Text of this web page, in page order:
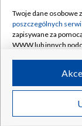
Rada
System NOS
Informacje o
Program dla
Ogłoszenie
©2026
Twoje dane osobowe
poszczególnych
zapisywane za
WWW lub innych
ruchu w Internecie.
Twoje dane osobowe
poszczególnych